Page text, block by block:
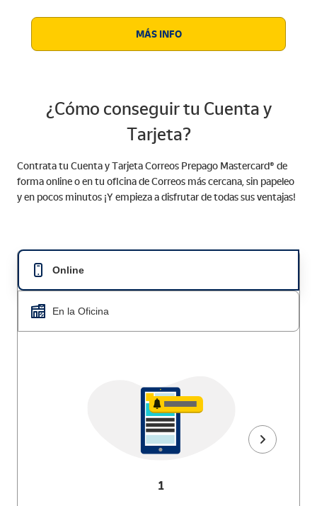
MÁS INFO
¿Cómo conseguir tu Cuenta y
Tarjeta?
Contrata tu Cuenta y Tarjeta Correos Prepago Mastercard® de
forma online o en tu oficina de Correos más cercana, sin papeleo
y en pocos minutos ¡Y empieza a disfrutar de todas sus ventajas!
Online
En la Oficina
1